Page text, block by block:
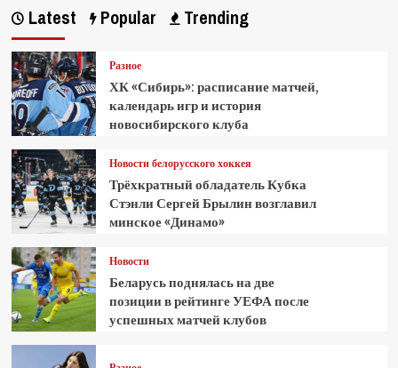
Latest Popular Trending
Разное
ХК «Сибирь»: расписание матчей,
календарь игр и история
новосибирского клуба
Новости белорусского хоккея
Трёхкратный обладатель Кубка
Стэнли Сергей Брылин возглавил
минское «Динамо»
Новости
Беларусь поднялась на две
позиции в рейтинге УЕФА после
успешных матчей клубов